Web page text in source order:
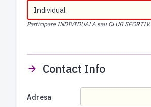
Participare INDIVIDUALA sau CLUB SPORTIV.
Contact Info
Adresa